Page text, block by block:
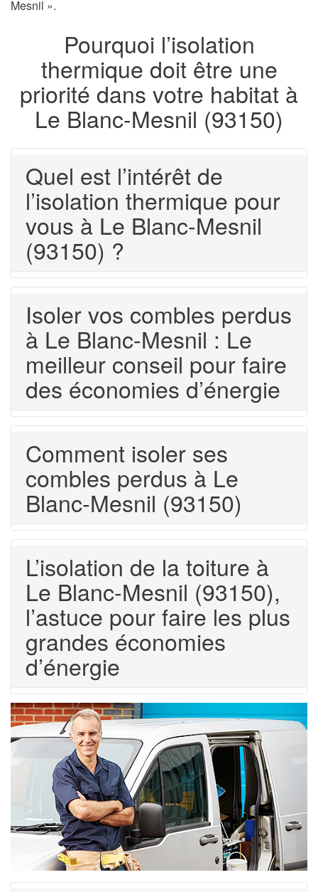
Mesnil ».
Pourquoi l’isolation
thermique doit être une
priorité dans votre habitat à
Le Blanc-Mesnil (93150)
Quel est l’intérêt de
l’isolation thermique pour
vous à Le Blanc-Mesnil
(93150) ?
Isoler vos combles perdus
à Le Blanc-Mesnil : Le
meilleur conseil pour faire
des économies d’énergie
Comment isoler ses
combles perdus à Le
Blanc-Mesnil (93150)
L’isolation de la toiture à
Le Blanc-Mesnil (93150),
l’astuce pour faire les plus
grandes économies
d’énergie